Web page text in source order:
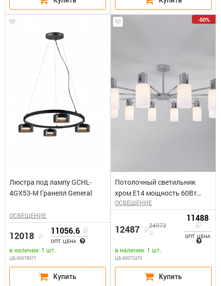
Люстра под лампу GCHL-
4GX53-M Гранелл General
ОСВЕЩЕНИЕ
12018 11056.6
ОПТ. ЦЕНА
в наличии: 1 шт.
ЦБ-00078571
Потолочный светильник
хром Е14 мощность 60Вт
/Vegga
-50%
ОСВЕЩЕНИЕ
12487 24973
11488
ОПТ. ЦЕНА
в наличии: 1 шт.
ЦБ-00072470